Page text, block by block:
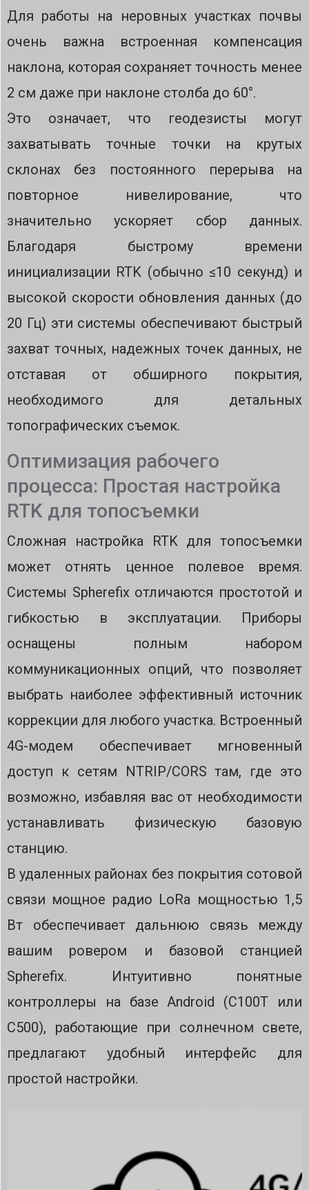
Для работы на неровных участках почвы
очень важна встроенная компенсация
наклона, которая сохраняет точность менее
2 см даже при наклоне столба до 60°.
Это означает, что геодезисты могут
захватывать точные точки на крутых
склонах без постоянного перерыва на
повторное нивелирование, что
значительно ускоряет сбор данных.
Благодаря быстрому времени
инициализации RTK (обычно ≤10 секунд) и
высокой скорости обновления данных (до
20 Гц) эти системы обеспечивают быстрый
захват точных, надежных точек данных, не
отставая от обширного покрытия,
необходимого для детальных
топографических съемок.
Оптимизация рабочего
процесса: Простая настройка
RTK для топосъемки
Сложная настройка RTK для топосъемки
может отнять ценное полевое время.
Системы Spherefix отличаются простотой и
гибкостью в эксплуатации. Приборы
оснащены полным набором
коммуникационных опций, что позволяет
выбрать наиболее эффективный источник
коррекции для любого участка. Встроенный
4G-модем обеспечивает мгновенный
доступ к сетям NTRIP/CORS там, где это
возможно, избавляя вас от необходимости
устанавливать физическую базовую
станцию.
В удаленных районах без покрытия сотовой
связи мощное радио LoRa мощностью 1,5
Вт обеспечивает дальнюю связь между
вашим ровером и базовой станцией
Spherefix. Интуитивно понятные
контроллеры на базе Android (C100T или
C500), работающие при солнечном свете,
предлагают удобный интерфейс для
простой настройки.